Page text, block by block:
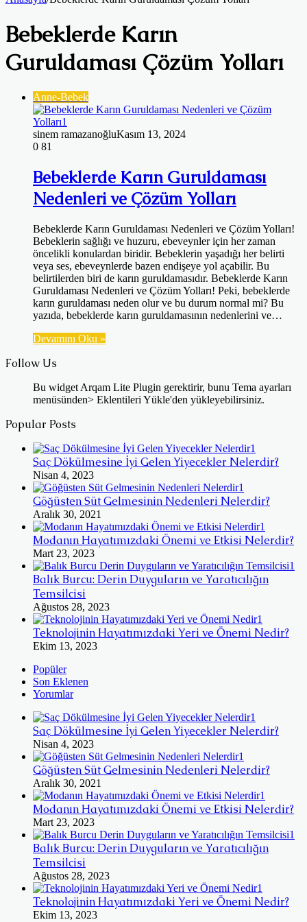
Bebeklerde Karın
Guruldaması Çözüm Yolları
Anne-Bebek
sinem ramazanoğluKasım 13, 2024
0 81
Bebeklerde Karın Guruldaması
Nedenleri ve Çözüm Yolları
Bebeklerde Karın Guruldaması Nedenleri ve Çözüm Yolları!
Bebeklerin sağlığı ve huzuru, ebeveynler için her zaman
öncelikli konulardan biridir. Bebeklerin yaşadığı her belirti
veya ses, ebeveynlerde bazen endişeye yol açabilir. Bu
belirtilerden biri de karın guruldamasıdır. Bebeklerde Karın
Guruldaması Nedenleri ve Çözüm Yolları! Peki, bebeklerde
karın guruldaması neden olur ve bu durum normal mi? Bu
yazıda, bebeklerde karın guruldamasının nedenlerini ve…
Devamını Oku »
Follow Us
Bu widget Arqam Lite Plugin gerektirir, bunu Tema ayarları
menüsünden> Eklentileri Yükle'den yükleyebilirsiniz.
Popular Posts
Saç Dökülmesine İyi Gelen Yiyecekler Nelerdir?
Nisan 4, 2023
Göğüsten Süt Gelmesinin Nedenleri Nelerdir?
Aralık 30, 2021
Modanın Hayatımızdaki Önemi ve Etkisi Nelerdir?
Mart 23, 2023
Balık Burcu: Derin Duyguların ve Yaratıcılığın
Temsilcisi
Ağustos 28, 2023
Teknolojinin Hayatımızdaki Yeri ve Önemi Nedir?
Ekim 13, 2023
Popüler
Son Eklenen
Yorumlar
Saç Dökülmesine İyi Gelen Yiyecekler Nelerdir?
Nisan 4, 2023
Göğüsten Süt Gelmesinin Nedenleri Nelerdir?
Aralık 30, 2021
Modanın Hayatımızdaki Önemi ve Etkisi Nelerdir?
Mart 23, 2023
Balık Burcu: Derin Duyguların ve Yaratıcılığın
Temsilcisi
Ağustos 28, 2023
Teknolojinin Hayatımızdaki Yeri ve Önemi Nedir?
Ekim 13, 2023